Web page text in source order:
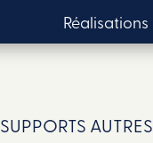
Réalisations
SUPPORTS AUTRES